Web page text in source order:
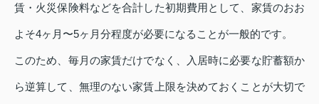
賃・火災保険料などを合計した初期費用として、家賃のおお
よそ4ヶ月〜5ヶ月分程度が必要になることが一般的です。
このため、毎月の家賃だけでなく、入居時に必要な貯蓄額か
ら逆算して、無理のない家賃上限を決めておくことが大切で